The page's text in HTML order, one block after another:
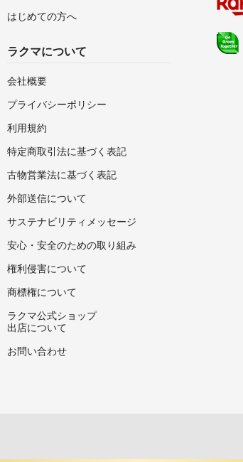
はじめての方へ
ラクマについて
会社概要
プライバシーポリシー
利用規約
特定商取引法に基づく表記
古物営業法に基づく表記
外部送信について
サステナビリティメッセージ
安心・安全のための取り組み
権利侵害について
商標権について
ラクマ公式ショップ
出店について
お問い合わせ